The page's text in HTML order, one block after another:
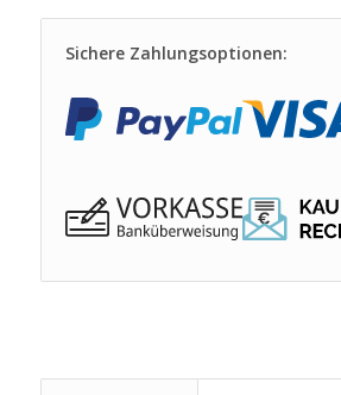
Sichere Zahlungsoptionen: